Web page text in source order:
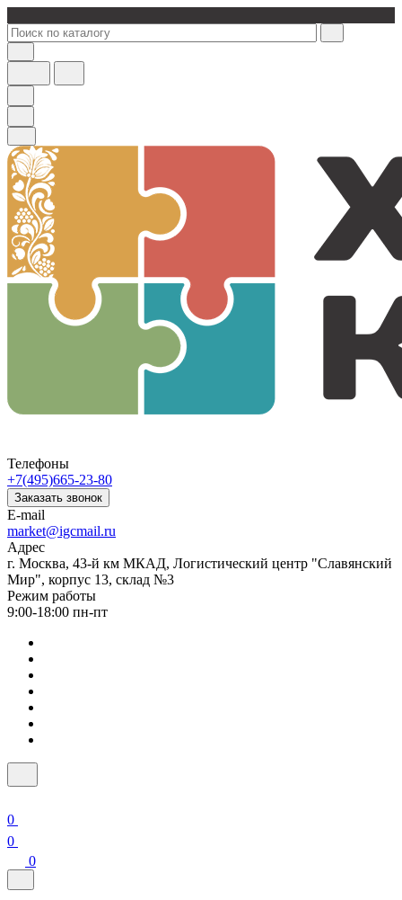
Телефоны
+7(495)665-23-80
Заказать звонок
E-mail
market@igcmail.ru
Адрес
г. Москва, 43-й км МКАД, Логистический центр "Славянский
Мир", корпус 13, склад №3
Режим работы
9:00-18:00 пн-пт
0
0
0